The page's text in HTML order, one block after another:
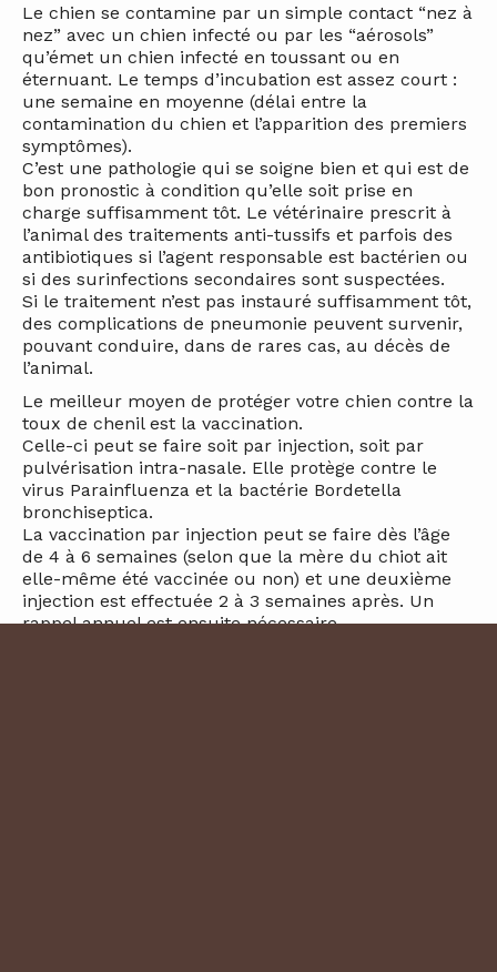
Le chien se contamine par un simple contact “nez à
nez” avec un chien infecté ou par les “aérosols”
qu’émet un chien infecté en toussant ou en
éternuant. Le temps d’incubation est assez court :
une semaine en moyenne (délai entre la
contamination du chien et l’apparition des premiers
symptômes).
C’est une pathologie qui se soigne bien et qui est de
bon pronostic à condition qu’elle soit prise en
charge suffisamment tôt. Le vétérinaire prescrit à
l’animal des traitements anti-tussifs et parfois des
antibiotiques si l’agent responsable est bactérien ou
si des surinfections secondaires sont suspectées.
Si le traitement n’est pas instauré suffisamment tôt,
des complications de pneumonie peuvent survenir,
pouvant conduire, dans de rares cas, au décès de
l’animal.
Le meilleur moyen de protéger votre chien contre la
toux de chenil est la vaccination.
Celle-ci peut se faire soit par injection, soit par
pulvérisation intra-nasale. Elle protège contre le
virus Parainfluenza et la bactérie Bordetella
bronchiseptica.
La vaccination par injection peut se faire dès l’âge
de 4 à 6 semaines (selon que la mère du chiot ait
elle-même été vaccinée ou non) et une deuxième
injection est effectuée 2 à 3 semaines après. Un
rappel annuel est ensuite nécessaire.